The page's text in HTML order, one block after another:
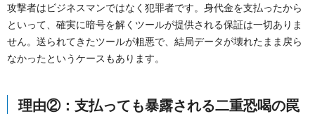
攻撃者はビジネスマンではなく犯罪者です。身代金を支払ったから
といって、確実に暗号を解くツールが提供される保証は一切ありま
せん。送られてきたツールが粗悪で、結局データが壊れたまま戻ら
なかったというケースもあります。
理由②：支払っても暴露される二重恐喝の罠